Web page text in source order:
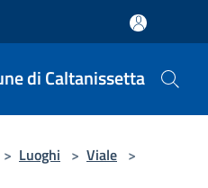
di Caltanissetta
> Luoghi > Viale >